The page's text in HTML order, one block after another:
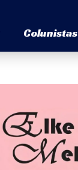
Colunistas